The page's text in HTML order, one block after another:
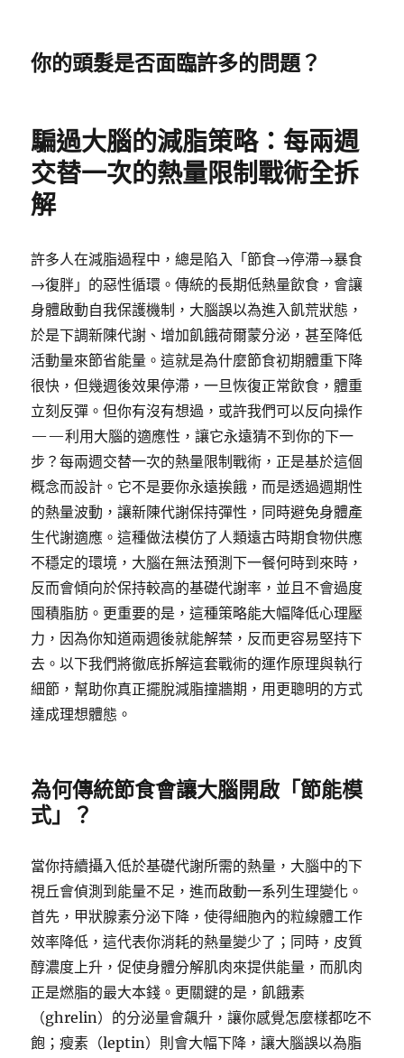
你的頭髮是否面臨許多的問題？
騙過大腦的減脂策略：每兩週
交替一次的熱量限制戰術全拆
解
許多人在減脂過程中，總是陷入「節食→停滯→暴食
→復胖」的惡性循環。傳統的長期低熱量飲食，會讓
身體啟動自我保護機制，大腦誤以為進入飢荒狀態，
於是下調新陳代謝、增加飢餓荷爾蒙分泌，甚至降低
活動量來節省能量。這就是為什麼節食初期體重下降
很快，但幾週後效果停滯，一旦恢復正常飲食，體重
立刻反彈。但你有沒有想過，或許我們可以反向操作
——利用大腦的適應性，讓它永遠猜不到你的下一
步？每兩週交替一次的熱量限制戰術，正是基於這個
概念而設計。它不是要你永遠挨餓，而是透過週期性
的熱量波動，讓新陳代謝保持彈性，同時避免身體產
生代謝適應。這種做法模仿了人類遠古時期食物供應
不穩定的環境，大腦在無法預測下一餐何時到來時，
反而會傾向於保持較高的基礎代謝率，並且不會過度
囤積脂肪。更重要的是，這種策略能大幅降低心理壓
力，因為你知道兩週後就能解禁，反而更容易堅持下
去。以下我們將徹底拆解這套戰術的運作原理與執行
細節，幫助你真正擺脫減脂撞牆期，用更聰明的方式
達成理想體態。
為何傳統節食會讓大腦開啟「節能模
式」？
當你持續攝入低於基礎代謝所需的熱量，大腦中的下
視丘會偵測到能量不足，進而啟動一系列生理變化。
首先，甲狀腺素分泌下降，使得細胞內的粒線體工作
效率降低，這代表你消耗的熱量變少了；同時，皮質
醇濃度上升，促使身體分解肌肉來提供能量，而肌肉
正是燃脂的最大本錢。更關鍵的是，飢餓素
（ghrelin）的分泌量會飆升，讓你感覺怎麼樣都吃不
飽；瘦素（leptin）則會大幅下降，讓大腦誤以為脂